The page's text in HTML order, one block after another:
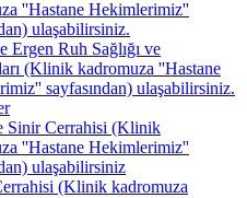
''Hastane Hekimlerimiz''
ulaşabilirsiniz.
Ergen Ruh Sağlığı ve
(Klinik kadromuza ''Hastane
sayfasından) ulaşabilirsiniz.
Sinir Cerrahisi (Klinik
''Hastane Hekimlerimiz''
ulaşabilirsiniz
(Klinik kadromuza